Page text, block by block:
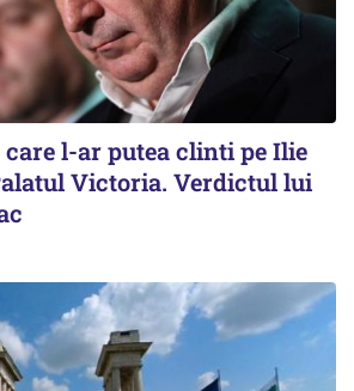
l-ar putea clinti pe Ilie
Victoria. Verdictul lui